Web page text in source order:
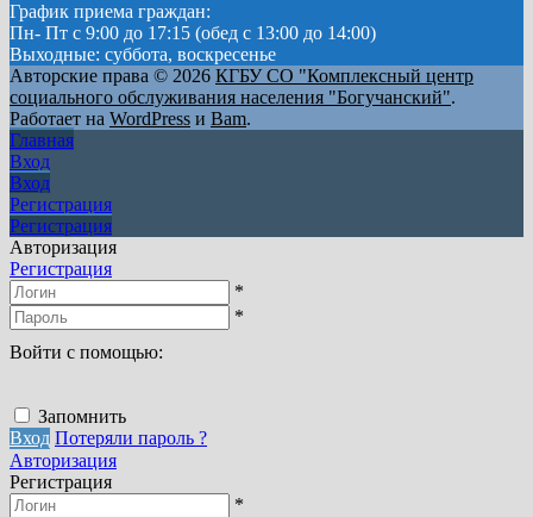
График приема граждан:
Пн- Пт с 9:00 до 17:15 (обед с 13:00 до 14:00)
Выходные: суббота, воскресенье
Авторские права © 2026 КГБУ СО "Комплексный центр
социального обслуживания населения "Богучанский".
Работает на WordPress и Bam.
Главная
Вход
Вход
Регистрация
Регистрация
Авторизация
Регистрация
*
*
Войти с помощью:
Запомнить
Вход Потеряли пароль ?
Авторизация
Регистрация
*